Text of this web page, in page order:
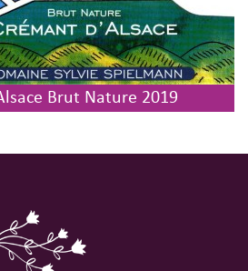
Brut Nature 2019